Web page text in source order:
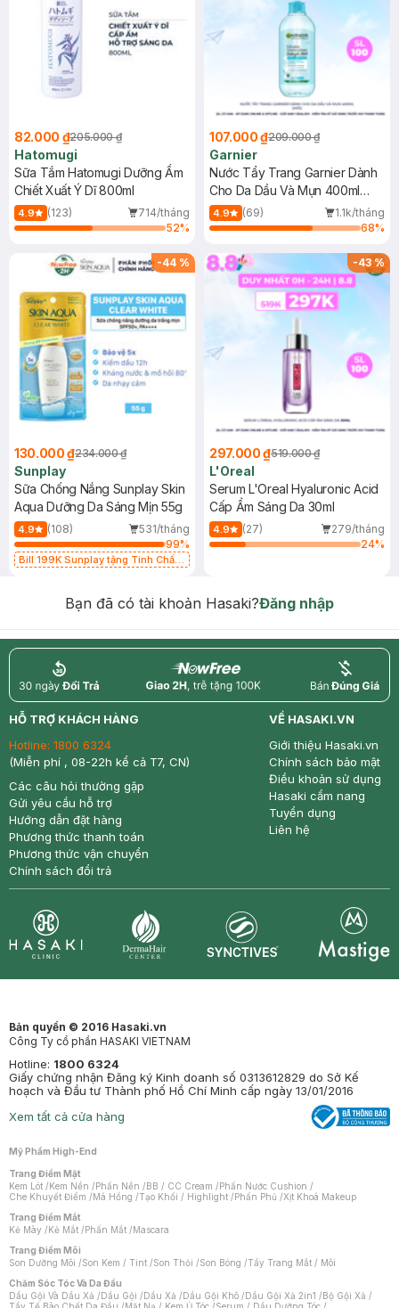
82.000 ₫205.000 ₫
Hatomugi
Sữa Tắm Hatomugi Dưỡng Ẩm
Chiết Xuất Ý Dĩ 800ml
4.9 (123)
714/tháng
52%
107.000 ₫209.000 ₫
Garnier
Nước Tẩy Trang Garnier Dành
Cho Da Dầu Và Mụn 400ml
(Mới)
4.9 (69)
1.1k/tháng
68%
-44 %
130.000 ₫234.000 ₫
Sunplay
Sữa Chống Nắng Sunplay Skin
Aqua Dưỡng Da Sáng Mịn 55g
4.9 (108)
531/tháng
99%
Bill 199K Sunplay tặng Tinh Chất
-43%
297.000 ₫519.000 ₫
L'Oreal
Serum L'Oreal Hyaluronic Acid
Cấp Ẩm Sáng Da 30ml
4.9 (27)
279/tháng
24%
Bạn đã có tài khoản Hasaki?Đăng nhập
return nowfree price
HỖ TRỢ KHÁCH HÀNG
Hotline: 1800 6324
(Miễn phí , 08-22h kể cả T7, CN)
Các câu hỏi thường gặp
Gửi yêu cầu hỗ trợ
Hướng dẫn đặt hàng
Phương thức thanh toán
Phương thức vận chuyển
Chính sách đổi trả
VỀ HASAKI.VN
Giới thiệu Hasaki.vn
Chính sách bảo mật
Điều khoản sử dụng
Hasaki cẩm nang
Tuyển dụng
Liên hệ
Bản quyền © 2016 Hasaki.vn
Công Ty cổ phần HASAKI VIETNAM
Hotline: 1800 6324
Giấy chứng nhận Đăng ký Kinh doanh số 0313612829 do Sở Kế
hoạch và Đầu tư Thành phố Hồ Chí Minh cấp ngày 13/01/2016
Xem tất cả cửa hàng
Mỹ Phẩm High-End
Trang Điểm Mặt
Kem Lót /Kem Nền /Phấn Nền /BB / CC Cream /Phấn Nước Cushion /
Che Khuyết Điểm /Má Hồng /Tạo Khối / Highlight /Phấn Phủ /Xịt Khoá Makeup
Trang Điểm Mắt
Kẻ Mày /Kẻ Mắt /Phấn Mắt /Mascara
Trang Điểm Môi
Son Dưỡng Môi /Son Kem / Tint /Son Thỏi /Son Bóng /Tẩy Trang Mắt / Môi
Chăm Sóc Tóc Và Da Đầu
Dầu Gội Và Dầu Xả /Dầu Gội /Dầu Xả /Dầu Gội Khô /Dầu Gội Xả 2in1 /Bộ Gội Xả /